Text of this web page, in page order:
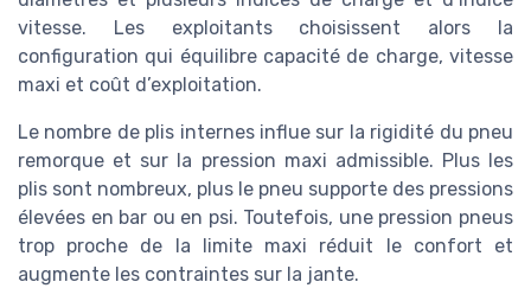
vitesse. Les exploitants choisissent alors la
configuration qui équilibre capacité de charge, vitesse
maxi et coût d’exploitation.
Le nombre de plis internes influe sur la rigidité du pneu
remorque et sur la pression maxi admissible. Plus les
plis sont nombreux, plus le pneu supporte des pressions
élevées en bar ou en psi. Toutefois, une pression pneus
trop proche de la limite maxi réduit le confort et
augmente les contraintes sur la jante.